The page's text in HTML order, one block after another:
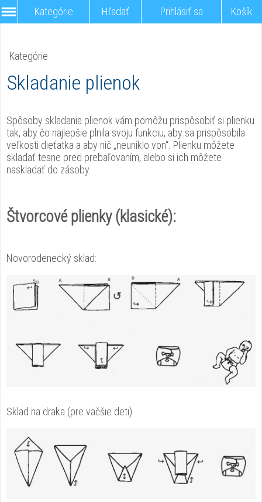
Kategórie Hľadať Prihlásiť sa Košík
Kategórie
Skladanie plienok
Spôsoby skladania plienok vám pomôžu prispôsobiť si plienku
tak, aby čo najlepšie plnila svoju funkciu, aby sa prispôsobila
veľkosti dieťatka a aby nič „neuniklo von“. Plienku môžete
skladať tesne pred prebaľovaním, alebo si ich môžete
naskladať do zásoby.
Štvorcové plienky (klasické):
Novorodenecký sklad:
Sklad na draka (pre väčšie deti):